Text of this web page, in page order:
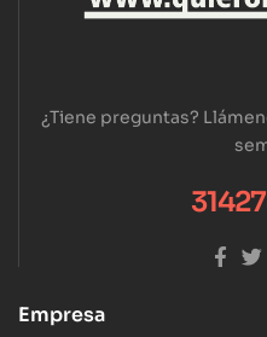
¿Tiene preguntas?
Empresa